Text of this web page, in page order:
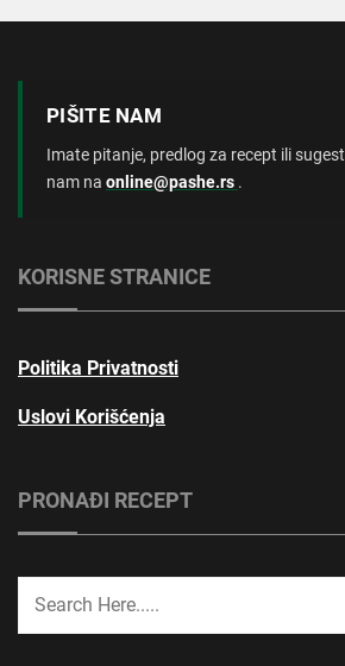
PIŠITE NAM
Imate pitanje, predlog za recept ili
nam na online@pashe.rs .
KORISNE STRANICE
Politika Privatnosti
Uslovi Korišćenja
PRONAĐI RECEPT